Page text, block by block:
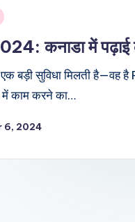
कनाडा में पढ़ाई
एक बड़ी सुविधा मिलती
में काम करने का…
6, 2024